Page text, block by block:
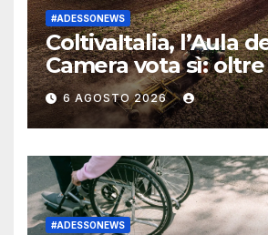
#ADESSONEWS
ColtivaItalia, l’Aula
Camera vota sì:
miliardo per
6 AGOSTO 2026
#ADESSONEWS